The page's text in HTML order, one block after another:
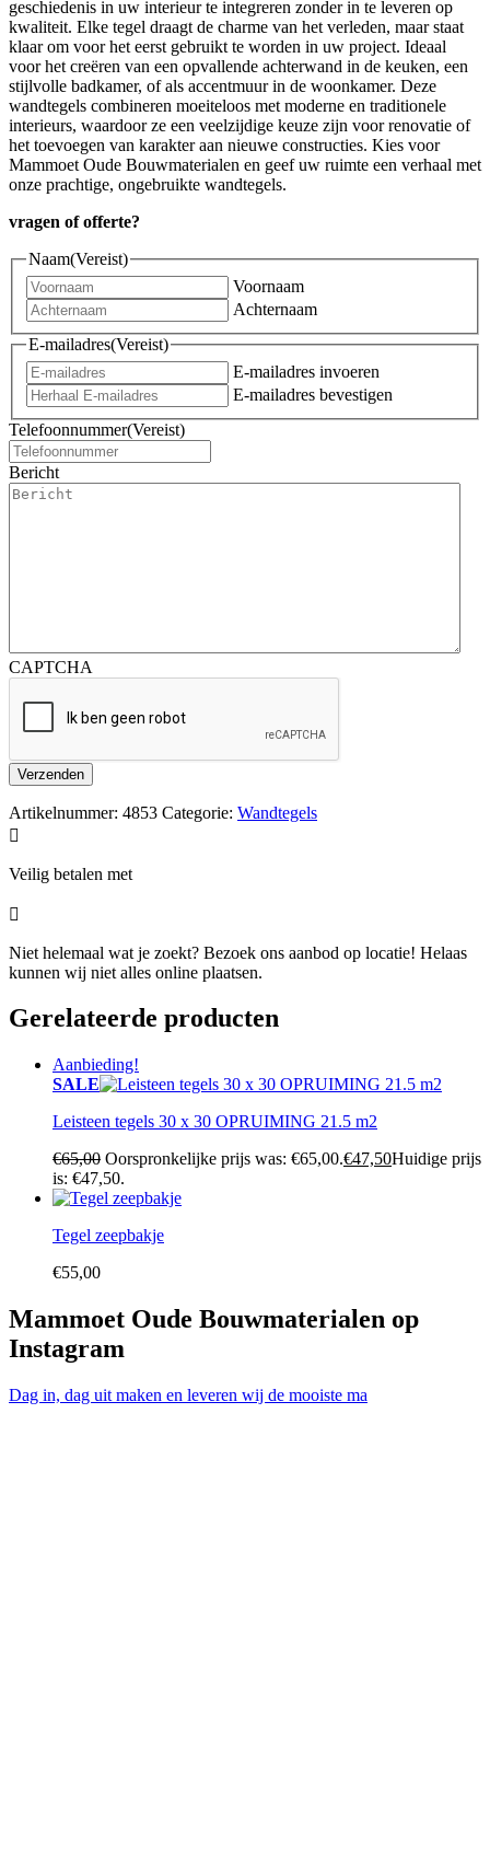
geschiedenis in uw interieur te integreren zonder in te leveren op
kwaliteit. Elke tegel draagt de charme van het verleden, maar staat
klaar om voor het eerst gebruikt te worden in uw project. Ideaal
voor het creëren van een opvallende achterwand in de keuken, een
stijlvolle badkamer, of als accentmuur in de woonkamer. Deze
wandtegels combineren moeiteloos met moderne en traditionele
interieurs, waardoor ze een veelzijdige keuze zijn voor renovatie of
het toevoegen van karakter aan nieuwe constructies. Kies voor
Mammoet Oude Bouwmaterialen en geef uw ruimte een verhaal met
onze prachtige, ongebruikte wandtegels.
vragen of offerte?
Naam(Vereist)
Voornaam
Achternaam
E-mailadres(Vereist)
E-mailadres invoeren
E-mailadres bevestigen
Telefoonnummer(Vereist)
Bericht
CAPTCHA
Artikelnummer: 4853 Categorie: Wandtegels

Veilig betalen met

Niet helemaal wat je zoekt? Bezoek ons aanbod op locatie! Helaas
kunnen wij niet alles online plaatsen.
Gerelateerde producten
Aanbieding!
SALE
Leisteen tegels 30 x 30 OPRUIMING 21.5 m2
€65,00 Oorspronkelijke prijs was: €65,00.€47,50Huidige prijs
is: €47,50.
Tegel zeepbakje
€55,00
Mammoet Oude Bouwmaterialen op
Instagram
Dag in, dag uit maken en leveren wij de mooiste ma